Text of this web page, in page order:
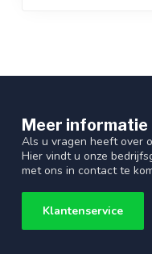
Meer informatie
Als u vragen heeft over
Hier vindt u onze
met ons in contact te
Klantenservice